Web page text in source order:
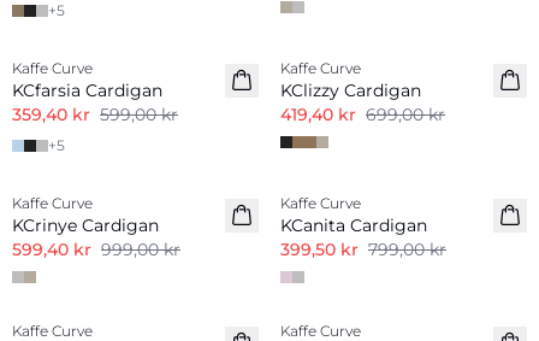
+5
Kaffe Curve
KCfarsia Cardigan
359,40 kr 599,00 kr
+5
Kaffe Curve
KClizzy Cardigan
419,40 kr 699,00 kr
Kaffe Curve
KCrinye Cardigan
599,40 kr 999,00 kr
Kaffe Curve
KCanita Cardigan
399,50 kr 799,00 kr
-50%
Kaffe Curve
-50%
Kaffe Curve